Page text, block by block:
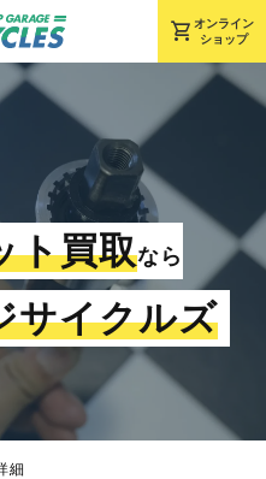
shopping_cart オンライン
ショップ
ト買取なら
サイクルズ
細